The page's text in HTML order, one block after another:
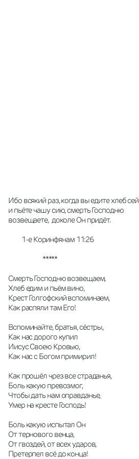
Ибо всякий раз, когда вы едите хлеб сей
и пьёте чашу сию, смерть Господню
возвещаете,  доколе Он придёт.
         1-е Коринфянам 11:26
                       *****
Смерть Господню возвещаем,
Хлеб едим и пьём вино,
Крест Голгофский вспоминаем,
Как распяли там Его!
Вспоминайте, братья, сёстры,
Как нас дорого купил
Иисус Своею Кровью,
Как нас с Богом примирил!
Как прошёл чрез все страданья,
Боль какую превозмог,
Чтобы дать нам оправданье,
Умер на кресте Господь!
Боль какую испытал Он
От тернового венца,
От гвоздей, от всех ударов,
Претерпел всё до конца!